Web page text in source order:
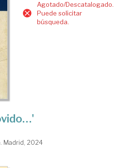
Agotado/Descatalogado.
Puede solicitar
búsqueda.
Madrid, 2024